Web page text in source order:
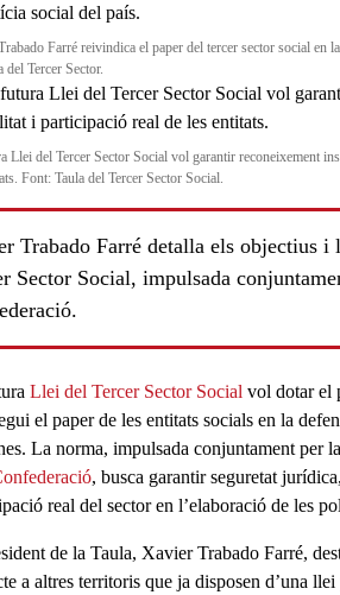
Farré reivindica el paper del tercer sector social en
del Tercer Sector.
Llei del Tercer Sector Social vol garantir reconeixement
Font: Taula del Tercer Sector Social.
Trabado Farré detalla els objectius i
Sector Social, impulsada
Llei del Tercer Sector Social vol dotar el
el paper de les entitatssocials en la
La norma, impulsada conjuntament per la
, busca garantirseguretat
real del sector en l’elaboració de les
de la Taula, Xavier Trabado Farré,
a altres territoris que ja disposen d’una